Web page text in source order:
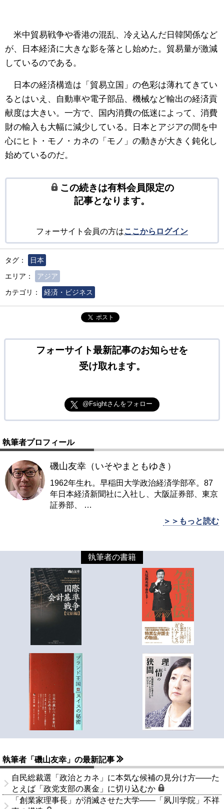
米中貿易戦争や香港の混乱、冷え込んだ日韓関係など
が、日本経済に大きな影を落とし始めた。貿易量が激減
しているのである。
日本の経済構造は「貿易立国」の色彩は薄れてきてい
るとはいえ、自動車や電子部品、機械など輸出の経済貢
献度は大きい。一方で、国内消費の低迷によって、消費
財の輸入も大幅に減少している。日本とアジアの間を中
心にヒト・モノ・カネの「モノ」の動きが大きく鈍化し
始めているのだ。
この続きは有料会員限定の
記事となります。
フォーサイト会員の方はここからログイン
タグ：
日本
エリア：
アジア
カテゴリ：
経済・ビジネス
ポスト
フォーサイト最新記事のお知らせを
受け取れます。
@Fsightさんをフォロー
執筆者プロフィール
磯山友幸（いそやまともゆき）
1962年生れ。早稲田大学政治経済学部卒。87
年日本経済新聞社に入社し、大阪証券部、東京
証券部、
…
＞＞もっと読む
執筆者の書籍
執筆者「磯山友幸」の最新記事
自民総裁選「政治とカネ」に本気な候補の見分け方――た
とえば「政党支部の裏金」に切り込むか
「創業家理事長」が消滅させた大学――「夙川学院」不祥